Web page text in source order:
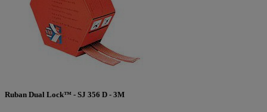
Ruban Dual Lock™ - SJ 356 D - 3M